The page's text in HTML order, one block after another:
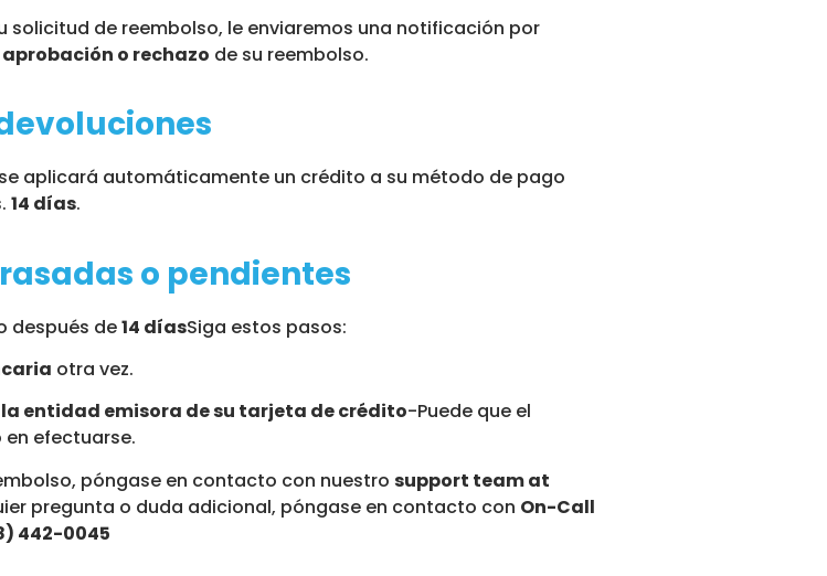
solicitud de reembolso, le enviaremos una notificación por
aprobación o rechazo de su reembolso.
aplicará automáticamente un crédito a su método de pago
14 días.
o pendientes
después de14 díasSiga estos pasos:
otra vez.
entidad emisora de su tarjeta de crédito-Puede que el
efectuarse.
póngase en contacto con nuestro support team at
pregunta o duda adicional, póngase en contacto con On-Call
442-0045